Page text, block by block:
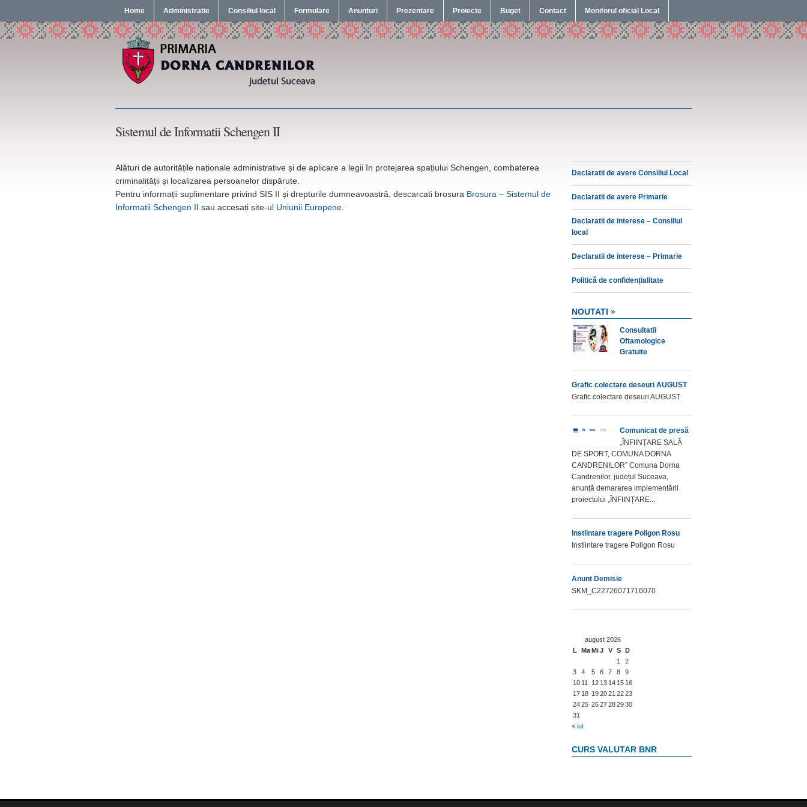
Home Administratie Consiliul local Formulare Anunturi Prezentare Proiecte Buget Contact Monitorul oficial Local
Sistemul de Informatii Schengen II
Alături de autoritățile naționale administrative și de aplicare a legii în protejarea spațiului Schengen, combaterea
criminalității și localizarea persoanelor dispărute.
Pentru informații suplimentare privind SIS II și drepturile dumneavoastră, descarcati brosura Brosura – Sistemul de
Informatii Schengen II sau accesați site-ul Uniunii Europene
Declaratii de avere Consiliul Local
Declaratii de avere Primarie
Declaratii de interese – Consiliul
local
Declaratii de interese – Primarie
Politică de confidențialitate
NOUTATI »
Consultatii
Oftamologice
Gratuite
Grafic colectare deseuri AUGUST
Grafic colectare deseuri AUGUST
Comunicat de presă
„ÎNFIINȚARE SALĂ
DE SPORT, COMUNA DORNA
CANDRENILOR” Comuna Dorna
Candrenilor, județul Suceava,
anunță demararea implementării
proiectului „ÎNFIINȚARE...
Instiintare tragere Poligon Rosu
Instiintare tragere Poligon Rosu
Anunt Demisie
SKM_C22726071716070
august 2026
L
MaMiJ V S D
1
2
3
4 5 6 7 8
9
10 11 12 13 14 15 16
17 18 192021 2223
2425 2627282930
31
« iul.
CURS VALUTAR BNR